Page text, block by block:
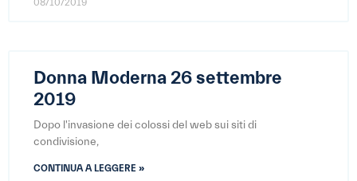
08/10/2019
Donna Moderna 26 settembre
2019
Dopo l'invasione dei colossi del web sui siti di
condivisione,
CONTINUA A LEGGERE »